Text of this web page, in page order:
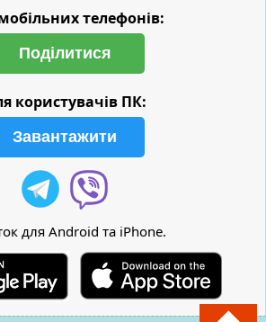
телефонів:
Поділитися
користувачів ПК:
Завантажити
для Android та iPhone.